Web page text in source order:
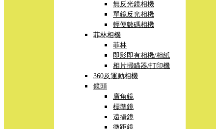
無反光鏡相機
單鏡反光相機
輕便數碼相機
菲林相機
菲林
即影即有相機/相紙
相片掃瞄器/打印機
360及運動相機
鏡頭
廣角鏡
標準鏡
遠攝鏡
微距鏡